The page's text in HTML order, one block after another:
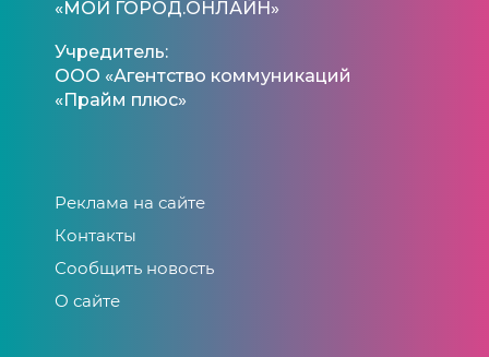
«МОЙ ГОРОД.ОНЛАЙН»
Учредитель:
ООО «Агентство коммуникаций
«Прайм плюс»
Реклама на сайте
Контакты
Сообщить новость
О сайте